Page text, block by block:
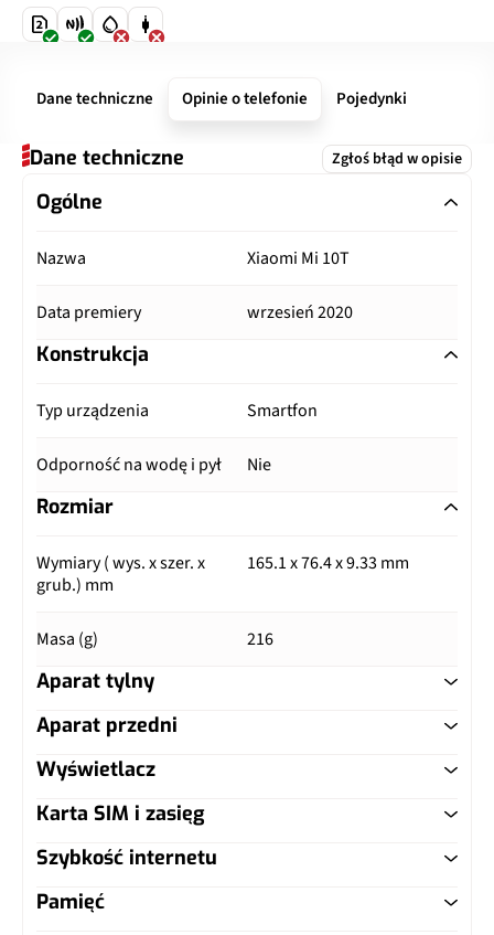
Dane techniczne Opinie o telefonie Pojedynki
Dane techniczne Zgłoś błąd w opisie
Ogólne
Nazwa Xiaomi Mi 10T
Data premiery wrzesień 2020
Konstrukcja
Typ urządzenia Smartfon
Odporność na wodę i pył Nie
Rozmiar
Wymiary ( wys. x szer. x
grub.) mm
165.1 x 76.4 x 9.33 mm
Masa (g) 216
Aparat tylny
Główny aparat
Autofocus
Matryca Sony IMX682, 1/1,73", 0,8 µm
Aparat przedni
Główny aparat
Matryca
Wyświetlacz
Typ ekranu
Karta SIM i zasięg
Typ karty SIM
Szybkość internetu
LTE
Pamięć